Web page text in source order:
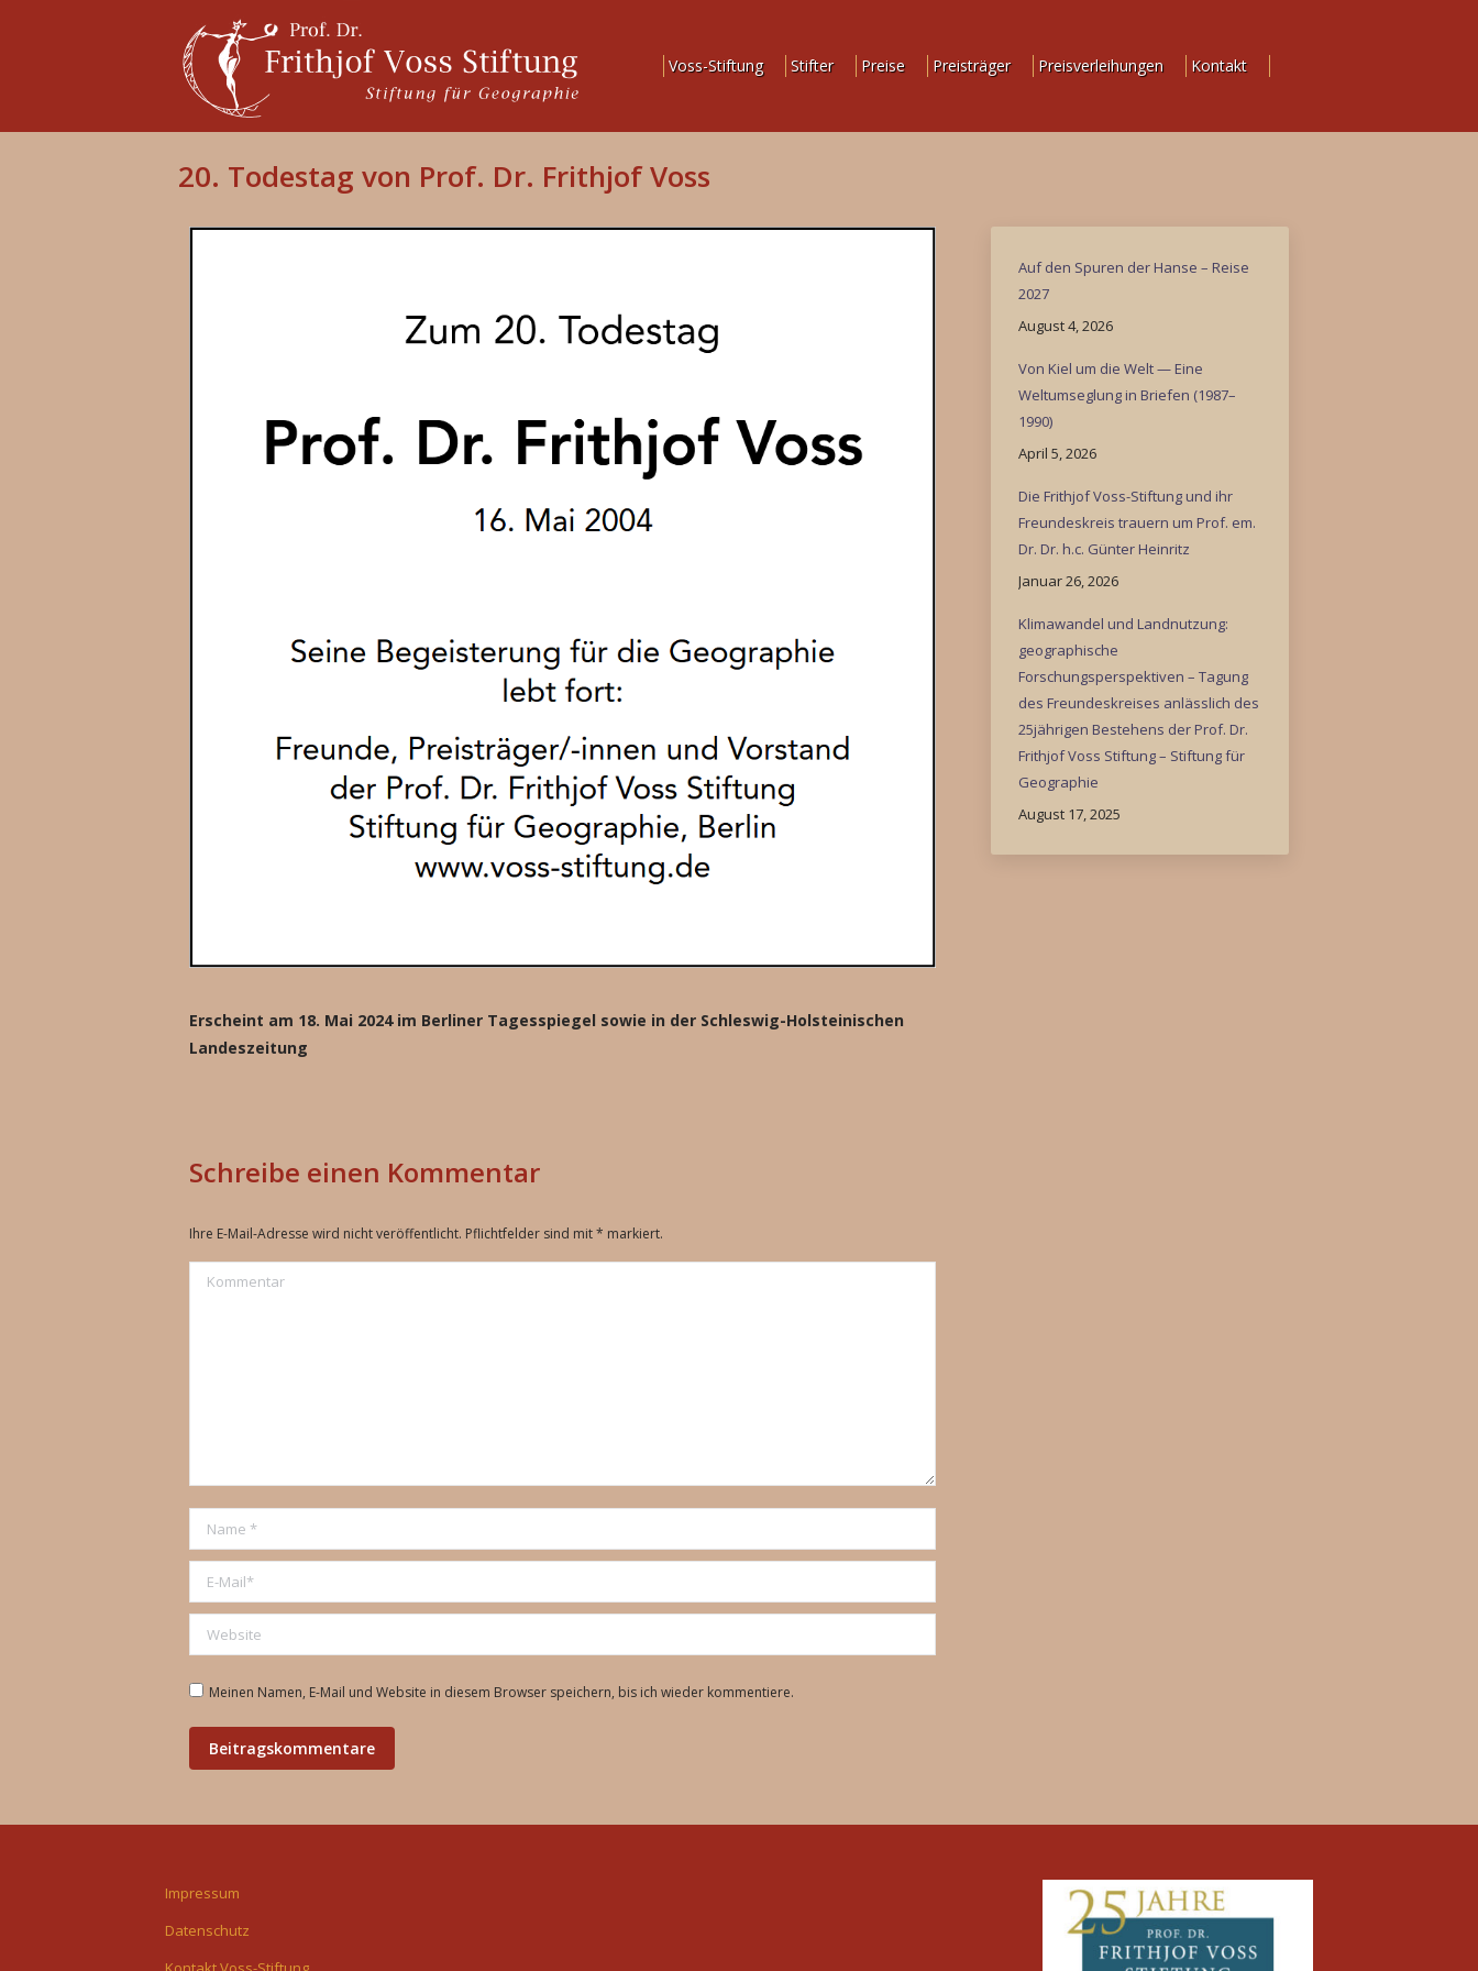
Voss-Stiftung Stifter Preise Preisträger Preisverleihungen Kontakt
20. Todestag von Prof. Dr. Frithjof Voss
Erscheint am 18. Mai 2024 im Berliner Tagesspiegel sowie in der Schleswig-Holsteinischen
Landeszeitung
Schreibe einen Kommentar
Ihre E-Mail-Adresse wird nicht veröffentlicht. Pflichtfelder sind mit* markiert.
Kommentar
Name *
E-Mail *
Website
Meinen Namen, E-Mail und Website in diesem Browser speichern, bis ich wieder kommentiere.
Beitragskommentare
Auf den Spuren der Hanse – Reise
2027
August 4, 2026
Von Kiel um die Welt — Eine
Weltumseglung in Briefen (1987–
1990)
April 5, 2026
Die Frithjof Voss-Stiftung und ihr
Freundeskreis trauern um Prof. em.
Dr. Dr. h.c. Günter Heinritz
Januar 26, 2026
Klimawandel und Landnutzung:
geographische
Forschungsperspektiven – Tagung
des Freundeskreises anlässlich des
25jährigen Bestehens der Prof. Dr.
Frithjof Voss Stiftung – Stiftung für
Geographie
August 17, 2025
Impressum
Datenschutz